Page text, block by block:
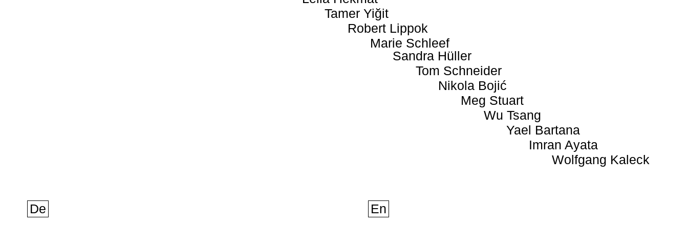
Tamer Yiğit
Robert Lippok
Marie Schleef
Sandra Hüller
Tom Schneider
Nikola Bojić
Meg Stuart
Wu Tsang
Yael Bartana
Imran Ayata
Wolfgang Kaleck
De
En